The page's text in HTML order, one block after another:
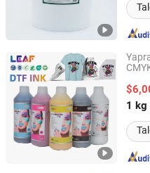
1 kg
Guangzhou Fire Leaf
Guangdong, China